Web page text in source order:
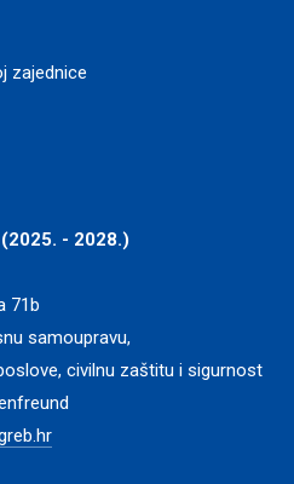
zajednice
- 2028.)
71b
samoupravu,
civilnu zaštitu i sigurnost